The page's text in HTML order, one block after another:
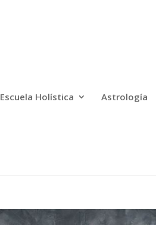
Escuela Holística Astrología